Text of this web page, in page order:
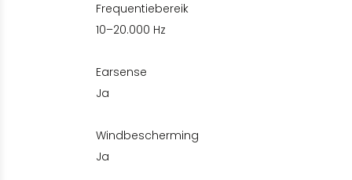
Frequentiebereik
10–20.000 Hz
Earsense
Ja
Windbescherming
Ja